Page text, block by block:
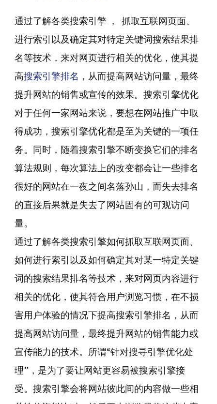
通过了解各类搜索引擎 ， 抓取互联网页面、
进行索引以及确定其对特定关键词搜索结果排
名等技术，来对网页进行相关的优化，使其提
高搜索引擎排名 ，从而提高网站访问量，最终
提升网站的销售或宣传的效果。搜索引擎优化
对于任何一家网站来说，要想在网站推广中取
得成功，搜索引擎优化都是至为关键的一项任
务。同时，随着搜索引擎不断变换它们的排名
算法规则，每次算法上的改变都会让一些排名
很好的网站在一夜之间名落孙山，而失去排名
的直接后果就是失去了网站固有的可观访问
量。
通过了解各类搜索引擎如何抓取互联网页面、
如何进行索引以及如何确定其对某一特定关键
词的搜索结果排名等技术，来对网页内容进行
相关的优化，使其符合用户浏览习惯，在不损
害用户体验的情况下提高搜索引擎排名，从而
提高网站访问量，最终提升网站的销售能力或
宣传能力的技术。所谓“针对搜寻引擎优化处
理”，是为了要让网站更容易被搜索引擎接
受。搜索引擎会将网站彼此间的内容做一些相